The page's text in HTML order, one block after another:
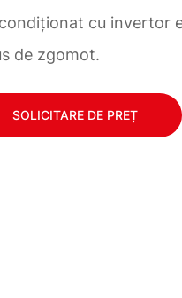
cu invertor
de zgomot.
SOLICITARE DE PREȚ